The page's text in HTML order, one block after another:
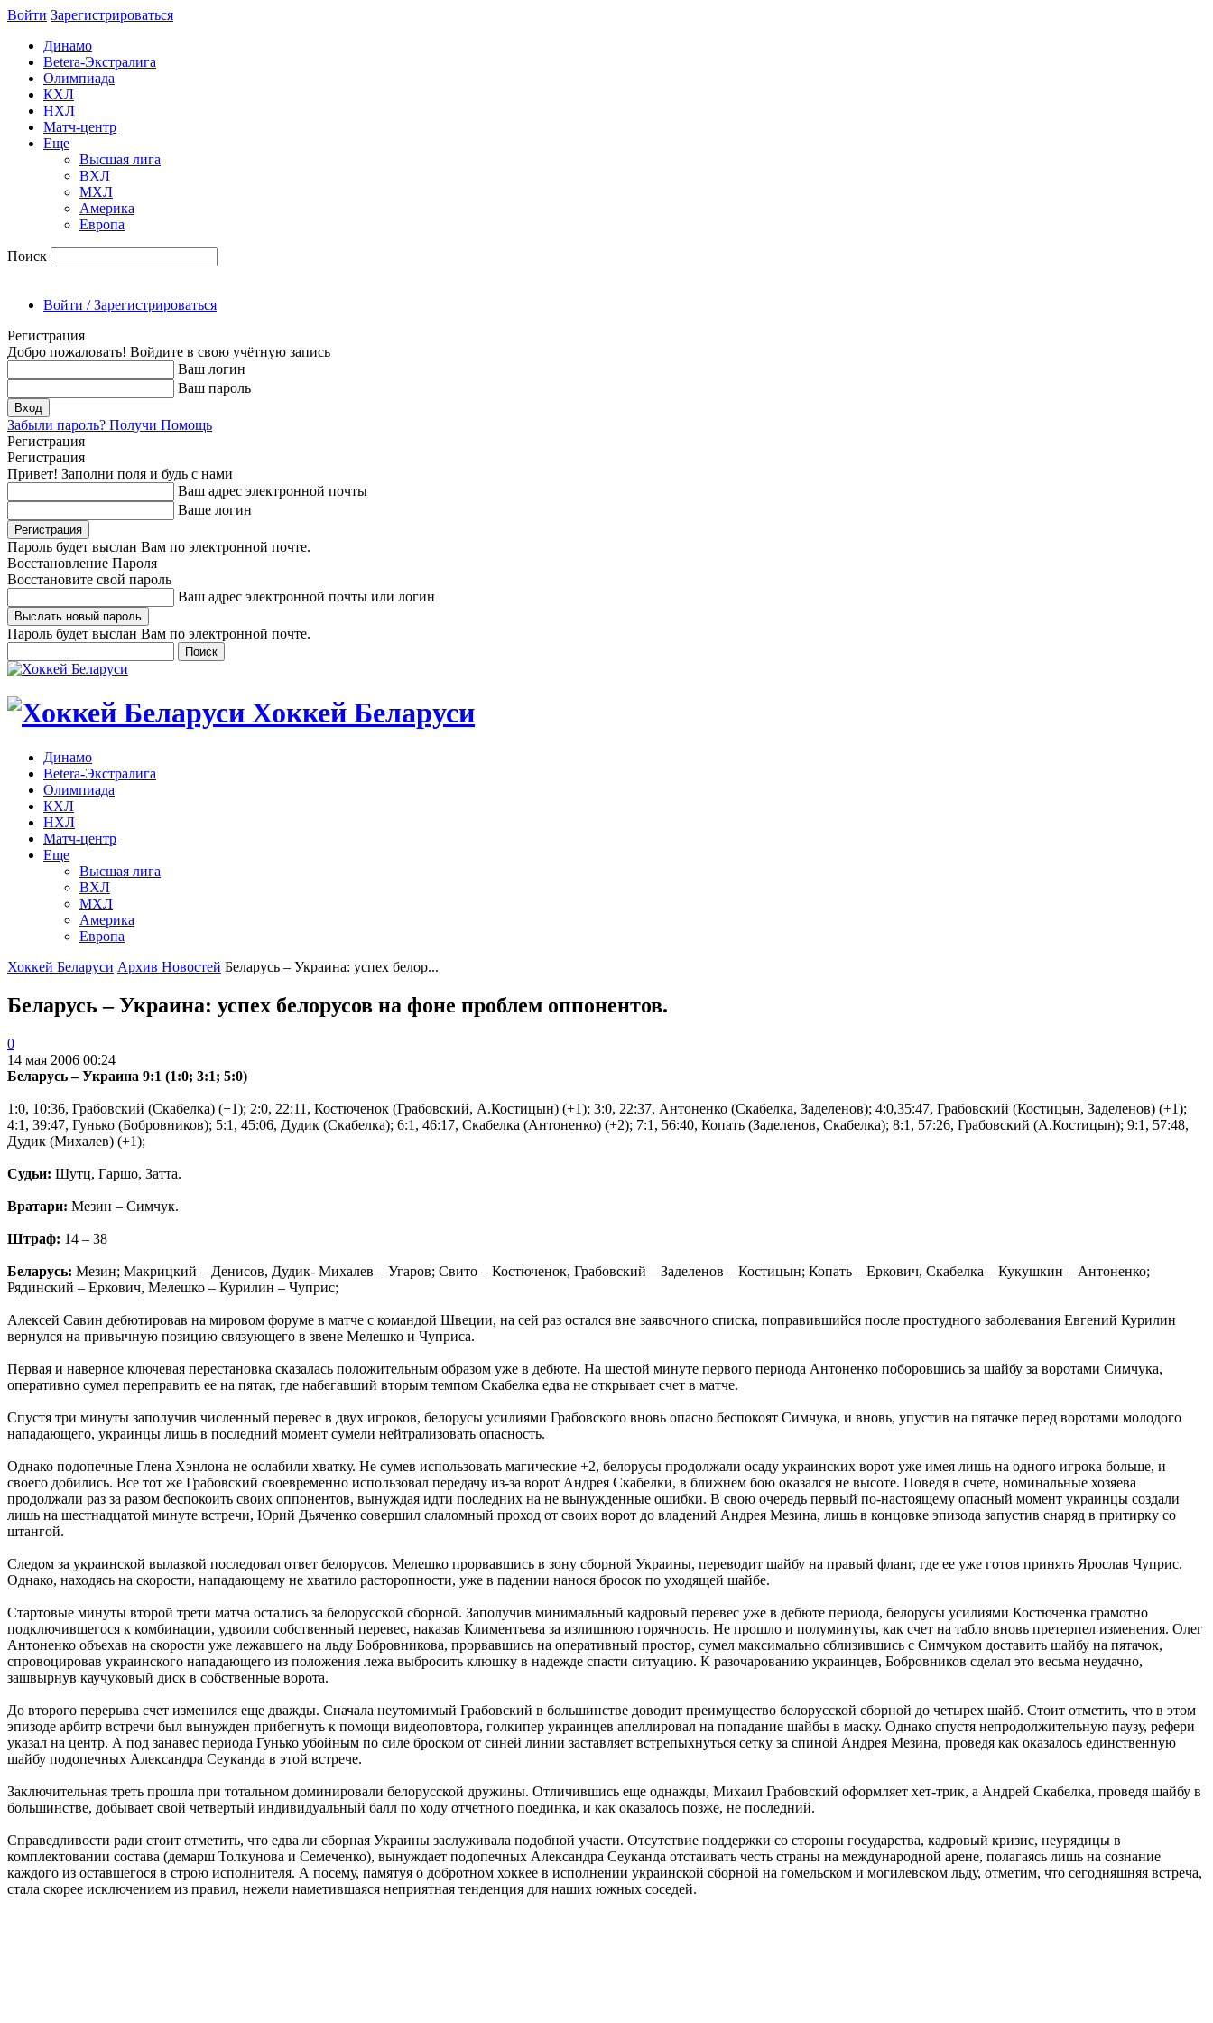
Войти Зарегиcтрироваться
Динамо
Betera-Экстралига
Олимпиада
КХЛ
НХЛ
Матч-центр
Еще
Высшая лига
ВХЛ
МХЛ
Америка
Европа
Поиск
Войти / Зарегистрироваться
Регистрация
Добро пожаловать! Войдите в свою учётную запись
Ваш логин
Ваш пароль
Забыли пароль? Получи Помощь
Регистрация
Регистрация
Привет! Заполни поля и будь с нами
Ваш адрес электронной почты
Ваше логин
Пароль будет выслан Вам по электронной почте.
Восстановление Пароля
Восстановите свой пароль
Ваш адрес электронной почты или логин
Пароль будет выслан Вам по электронной почте.
Хоккей Беларуси
Динамо
Betera-Экстралига
Олимпиада
КХЛ
НХЛ
Матч-центр
Еще
Высшая лига
ВХЛ
МХЛ
Америка
Европа
Хоккей Беларуси Архив Новостей Беларусь – Украина: успех белор...
Беларусь – Украина: успех белорусов на фоне проблем оппонентов.
0
14 мая 2006 00:24
Беларусь – Украина 9:1 (1:0; 3:1; 5:0)
1:0, 10:36, Грабовский (Скабелка) (+1); 2:0, 22:11, Костюченок (Грабовский, А.Костицын) (+1); 3:0, 22:37, Антоненко (Скабелка, Заделенов); 4:0,35:47, Грабовский (Костицын, Заделенов) (+1);
4:1, 39:47, Гунько (Бобровников); 5:1, 45:06, Дудик (Скабелка); 6:1, 46:17, Скабелка (Антоненко) (+2); 7:1, 56:40, Копать (Заделенов, Скабелка); 8:1, 57:26, Грабовский (А.Костицын); 9:1, 57:48,
Дудик (Михалев) (+1);
Судьи: Шутц, Гаршо, Затта.
Вратари: Мезин – Симчук.
Штраф: 14 – 38
Беларусь: Мезин; Макрицкий – Денисов, Дудик- Михалев – Угаров; Свито – Костюченок, Грабовский – Заделенов – Костицын; Копать – Еркович, Скабелка – Кукушкин – Антоненко;
Рядинский – Еркович, Мелешко – Курилин – Чуприс;
Алексей Савин дебютировав на мировом форуме в матче с командой Швеции, на сей раз остался вне заявочного списка, поправившийся после простудного заболевания Евгений Курилин
вернулся на привычную позицию связующего в звене Мелешко и Чуприса.
Первая и наверное ключевая перестановка сказалась положительным образом уже в дебюте. На шестой минуте первого периода Антоненко поборовшись за шайбу за воротами Симчука,
оперативно сумел переправить ее на пятак, где набегавший вторым темпом Скабелка едва не открывает счет в матче.
Спустя три минуты заполучив численный перевес в двух игроков, белорусы усилиями Грабовского вновь опасно беспокоят Симчука, и вновь, упустив на пятачке перед воротами молодого
нападающего, украинцы лишь в последний момент сумели нейтрализовать опасность.
Однако подопечные Глена Хэнлона не ослабили хватку. Не сумев использовать магические +2, белорусы продолжали осаду украинских ворот уже имея лишь на одного игрока больше, и
своего добились. Все тот же Грабовский своевременно использовал передачу из-за ворот Андрея Скабелки, в ближнем бою оказался не высоте. Поведя в счете, номинальные хозяева
продолжали раз за разом беспокоить своих оппонентов, вынуждая идти последних на не вынужденные ошибки. В свою очередь первый по-настоящему опасный момент украинцы создали
лишь на шестнадцатой минуте встречи, Юрий Дьяченко совершил слаломный проход от своих ворот до владений Андрея Мезина, лишь в концовке эпизода запустив снаряд в притирку со
штангой.
Следом за украинской вылазкой последовал ответ белорусов. Мелешко прорвавшись в зону сборной Украины, переводит шайбу на правый фланг, где ее уже готов принять Ярослав Чуприс.
Однако, находясь на скорости, нападающему не хватило расторопности, уже в падении нанося бросок по уходящей шайбе.
Стартовые минуты второй трети матча остались за белорусской сборной. Заполучив минимальный кадровый перевес уже в дебюте периода, белорусы усилиями Костюченка грамотно
подключившегося к комбинации, удвоили собственный перевес, наказав Климентьева за излишнюю горячность. Не прошло и полуминуты, как счет на табло вновь претерпел изменения. Олег
Антоненко объехав на скорости уже лежавшего на льду Бобровникова, прорвавшись на оперативный простор, сумел максимально сблизившись с Симчуком доставить шайбу на пятачок,
спровоцировав украинского нападающего из положения лежа выбросить клюшку в надежде спасти ситуацию. К разочарованию украинцев, Бобровников сделал это весьма неудачно,
зашвырнув каучуковый диск в собственные ворота.
До второго перерыва счет изменился еще дважды. Сначала неутомимый Грабовский в большинстве доводит преимущество белорусской сборной до четырех шайб. Стоит отметить, что в этом
эпизоде арбитр встречи был вынужден прибегнуть к помощи видеоповтора, голкипер украинцев апеллировал на попадание шайбы в маску. Однако спустя непродолжительную паузу, рефери
указал на центр. А под занавес периода Гунько убойным по силе броском от синей линии заставляет встрепыхнуться сетку за спиной Андрея Мезина, проведя как оказалось единственную
шайбу подопечных Александра Сеуканда в этой встрече.
Заключительная треть прошла при тотальном доминировали белорусской дружины. Отличившись еще однажды, Михаил Грабовский оформляет хет-трик, а Андрей Скабелка, проведя шайбу в
большинстве, добывает свой четвертый индивидуальный балл по ходу отчетного поединка, и как оказалось позже, не последний.
Справедливости ради стоит отметить, что едва ли сборная Украины заслуживала подобной участи. Отсутствие поддержки со стороны государства, кадровый кризис, неурядицы в
комплектовании состава (демарш Толкунова и Семеченко), вынуждает подопечных Александра Сеуканда отстаивать честь страны на международной арене, полагаясь лишь на сознание
каждого из оставшегося в строю исполнителя. А посему, памятуя о добротном хоккее в исполнении украинской сборной на гомельском и могилевском льду, отметим, что сегодняшняя встреча,
стала скорее исключением из правил, нежели наметившаяся неприятная тенденция для наших южных соседей.